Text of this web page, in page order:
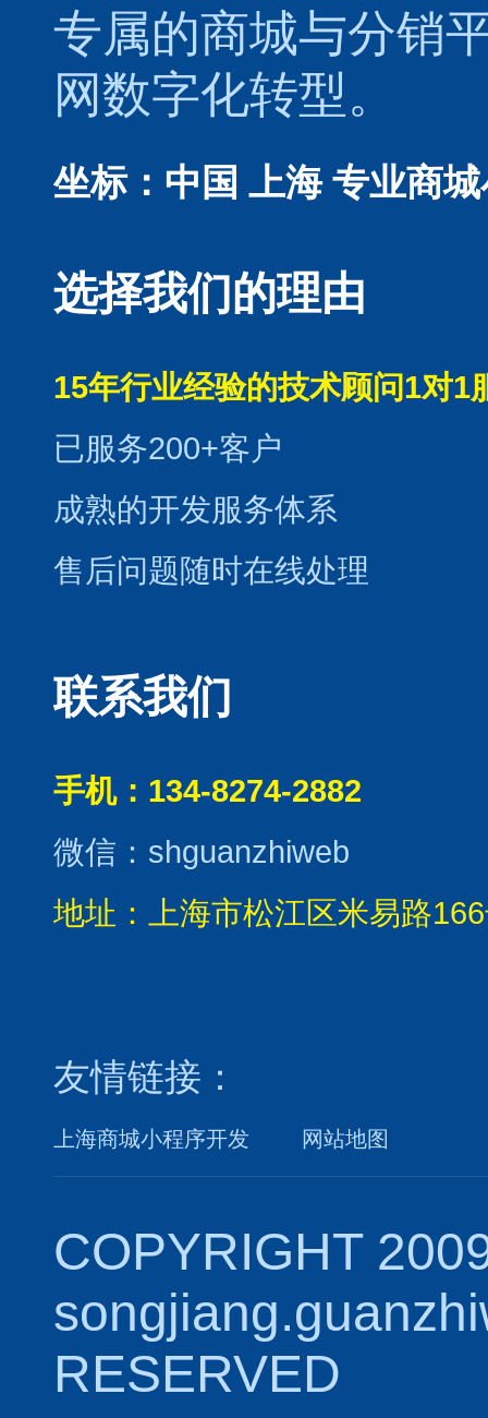
专属的商城与分销
网数字化转型。
坐标：中国 上海 专业商
选择我们的理由
15年行业经验的技术顾问1对1
已服务200+客户
成熟的开发服务体系
售后问题随时在线处理
联系我们
手机：134-8274-2882
微信：shguanzhiweb
地址：上海市松江区米易路
友情链接：
上海商城小程序开发 网站地图
COPYRIGHT
RESERVED